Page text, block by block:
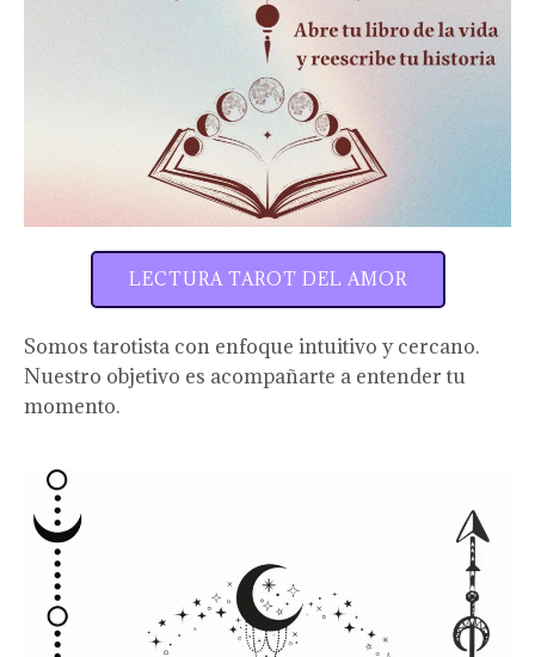
LECTURA TAROT DEL AMOR
Somos tarotista con enfoque intuitivo y cercano.
Nuestro objetivo es acompañarte a entender tu
momento.